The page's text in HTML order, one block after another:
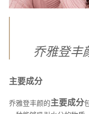
乔雅登丰
主要成分
乔雅登丰颜的主要成分